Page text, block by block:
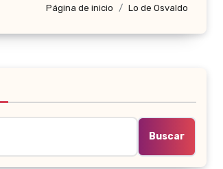
Página de inicio Lo de Osvaldo
Buscar